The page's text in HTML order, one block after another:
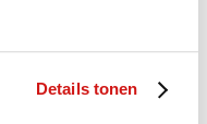
Details tonen